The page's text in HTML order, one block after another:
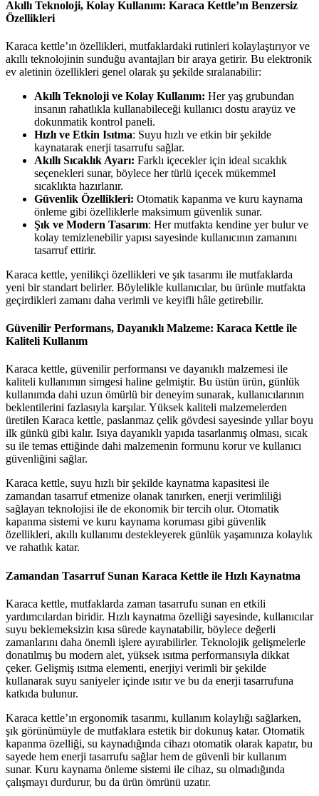
Akıllı Teknoloji, Kolay Kullanım: Karaca Kettle’ın Benzersiz
Özellikleri
Karaca kettle’ın özellikleri, mutfaklardaki rutinleri kolaylaştırıyor ve
akıllı teknolojinin sunduğu avantajları bir araya getirir. Bu elektronik
ev aletinin özellikleri genel olarak şu şekilde sıralanabilir:
Akıllı Teknoloji ve Kolay Kullanım: Her yaş grubundan
insanın rahatlıkla kullanabileceği kullanıcı dostu arayüz ve
dokunmatik kontrol paneli.
Hızlı ve Etkin Isıtma: Suyu hızlı ve etkin bir şekilde
kaynatarak enerji tasarrufu sağlar.
Akıllı Sıcaklık Ayarı: Farklı içecekler için ideal sıcaklık
seçenekleri sunar, böylece her türlü içecek mükemmel
sıcaklıkta hazırlanır.
Güvenlik Özellikleri: Otomatik kapanma ve kuru kaynama
önleme gibi özelliklerle maksimum güvenlik sunar.
Şık ve Modern Tasarım: Her mutfakta kendine yer bulur ve
kolay temizlenebilir yapısı sayesinde kullanıcının zamanını
tasarruf ettirir.
Karaca kettle, yenilikçi özellikleri ve şık tasarımı ile mutfaklarda
yeni bir standart belirler. Böylelikle kullanıcılar, bu ürünle mutfakta
geçirdikleri zamanı daha verimli ve keyifli hâle getirebilir.
Güvenilir Performans, Dayanıklı Malzeme: Karaca Kettle ile
Kaliteli Kullanım
Karaca kettle, güvenilir performansı ve dayanıklı malzemesi ile
kaliteli kullanımın simgesi haline gelmiştir. Bu üstün ürün, günlük
kullanımda dahi uzun ömürlü bir deneyim sunarak, kullanıcılarının
beklentilerini fazlasıyla karşılar. Yüksek kaliteli malzemelerden
üretilen Karaca kettle, paslanmaz çelik gövdesi sayesinde yıllar boyu
ilk günkü gibi kalır. Isıya dayanıklı yapıda tasarlanmış olması, sıcak
su ile temas ettiğinde dahi malzemenin formunu korur ve kullanıcı
güvenliğini sağlar.
Karaca kettle, suyu hızlı bir şekilde kaynatma kapasitesi ile
zamandan tasarruf etmenize olanak tanırken, enerji verimliliği
sağlayan teknolojisi ile de ekonomik bir tercih olur. Otomatik
kapanma sistemi ve kuru kaynama koruması gibi güvenlik
özellikleri, akıllı kullanımı destekleyerek günlük yaşamınıza kolaylık
ve rahatlık katar.
Zamandan Tasarruf Sunan Karaca Kettle ile Hızlı Kaynatma
Karaca kettle, mutfaklarda zaman tasarrufu sunan en etkili
yardımcılardan biridir. Hızlı kaynatma özelliği sayesinde, kullanıcılar
suyu beklemeksizin kısa sürede kaynatabilir, böylece değerli
zamanlarını daha önemli işlere ayırabilirler. Teknolojik gelişmelerle
donatılmış bu modern alet, yüksek ısıtma performansıyla dikkat
çeker. Gelişmiş ısıtma elementi, enerjiyi verimli bir şekilde
kullanarak suyu saniyeler içinde ısıtır ve bu da enerji tasarrufuna
katkıda bulunur.
Karaca kettle’ın ergonomik tasarımı, kullanım kolaylığı sağlarken,
şık görünümüyle de mutfaklara estetik bir dokunuş katar. Otomatik
kapanma özelliği, su kaynadığında cihazı otomatik olarak kapatır, bu
sayede hem enerji tasarrufu sağlar hem de güvenli bir kullanım
sunar. Kuru kaynama önleme sistemi ile cihaz, su olmadığında
çalışmayı durdurur, bu da ürün ömrünü uzatır.